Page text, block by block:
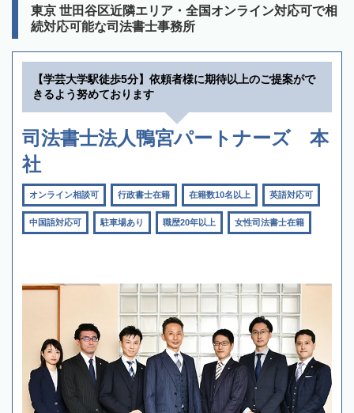
東京 世田谷区近隣エリア・全国オンライン対応可で相
続対応可能な司法書士事務所
【学芸大学駅徒歩5分】依頼者様に期待以上のご提案がで
きるよう努めております
司法書士法人鴨宮パートナーズ 本
社
オンライン相談可 行政書士在籍 在籍数10名以上 英語対応可
中国語対応可 駐車場あり 職歴20年以上 女性司法書士在籍